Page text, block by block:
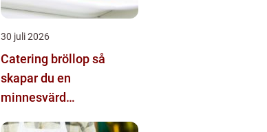
30 juli 2026
Catering bröllop så
skapar du en
minnesvärd